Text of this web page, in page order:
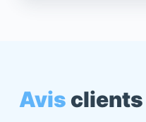
Avis clients